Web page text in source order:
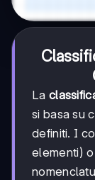
La
si basa su
definiti. I
elementi)